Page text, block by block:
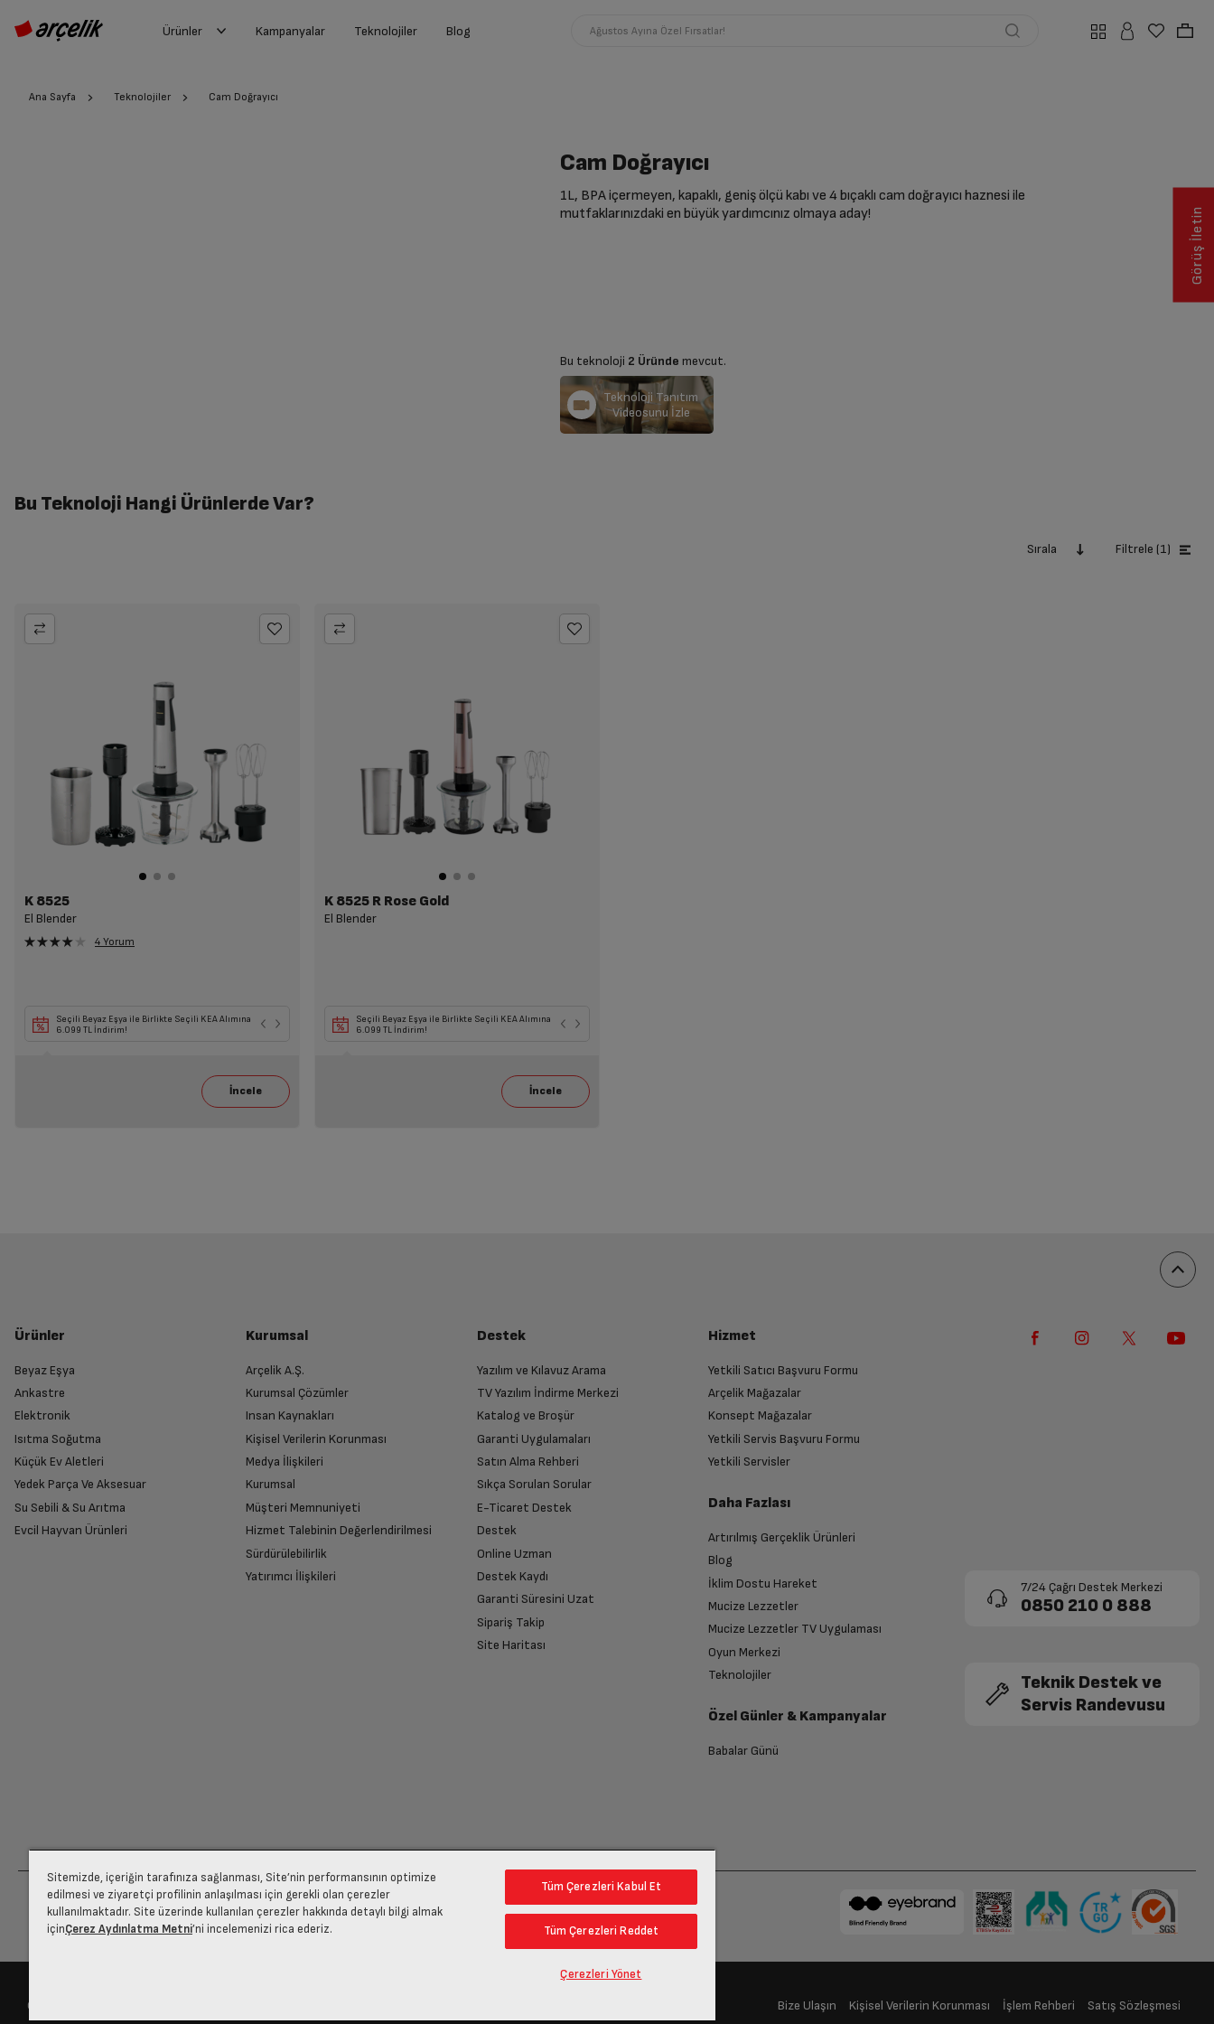
Ürünler Kampanyalar Teknolojiler Blog Ağustos Ayına Özel Fırsatlar!
Ana Sayfa Teknolojiler Cam Doğrayıcı
Cam Doğrayıcı
1L, BPA içermeyen, kapaklı, geniş ölçü kabı ve 4 bıçaklı cam doğrayıcı haznesi ile
mutfaklarınızdaki en büyük yardımcınız olmaya aday!
Bu teknoloji 2 Üründe mevcut.
Teknoloji Tanıtım
Videosunu İzle
Bu Teknoloji Hangi Ürünlerde Var?
Sırala Filtrele (1)
K 8525
El Blender
4 Yorum
Seçili Beyaz Eşya ile Birlikte Seçili KEA Alımına
6.099 TL İndirim!
K 8525 R Rose Gold
El Blender
Seçili Beyaz Eşya ile Birlikte Seçili KEA Alımına
6.099 TL İndirim!
Ürünler
Beyaz Eşya
Ankastre
Elektronik
Isıtma Soğutma
Küçük Ev Aletleri
Yedek Parça Ve Aksesuar
Su Sebili & Su Arıtma
Evcil Hayvan Ürünleri
Kurumsal
Arçelik A.Ş.
Kurumsal Çözümler
Insan Kaynakları
Kişisel Verilerin Korunması
Medya İlişkileri
Kurumsal
Müşteri Memnuniyeti
Hizmet Talebinin Değerlendirilmesi
Sürdürülebilirlik
Yatırımcı İlişkileri
Destek
Yazılım ve Kılavuz Arama
TV Yazılım İndirme Merkezi
Katalog ve Broşür
Garanti Uygulamaları
Satın Alma Rehberi
Sıkça Sorulan Sorular
E-Ticaret Destek
Destek
Online Uzman
Destek Kaydı
Garanti Süresini Uzat
Sipariş Takip
Site Haritası
Hizmet
Yetkili Satıcı Başvuru Formu
Arçelik Mağazalar
Konsept Mağazalar
Yetkili Servis Başvuru Formu
Yetkili Servisler
Daha Fazlası
Artırılmış Gerçeklik Ürünleri
Blog
İklim Dostu Hareket
Mucize Lezzetler
Mucize Lezzetler TV Uygulaması
Oyun Merkezi
Teknolojiler
Özel Günler & Kampanyalar
Babalar Günü
7/24 Çağrı Destek Merkezi
0850 210 0 888
Teknik Destek ve
Servis Randevusu
Bize Ulaşın Kişisel Verilerin Korunması İşlem Rehberi Satış Sözleşmesi
© 2025 arcelik.com.tr
Görüş İletin
Sitemizde, içeriğin tarafınıza sağlanması, Site’nin performansının optimize
edilmesi ve ziyaretçi profilinin anlaşılması için gerekli olan çerezler
kullanılmaktadır. Site üzerinde kullanılan çerezler hakkında detaylı bilgi almak
içinÇerez Aydınlatma Metni’ni incelemenizi rica ederiz.
Tüm Çerezleri Kabul Et
Tüm Çerezleri Reddet
Çerezleri Yönet